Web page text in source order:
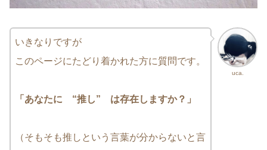
uca.
いきなりですが
このページにたどり着かれた方に質問です。
「あなたに “推し” は存在しますか？」
（そもそも推しという言葉が分からないと言